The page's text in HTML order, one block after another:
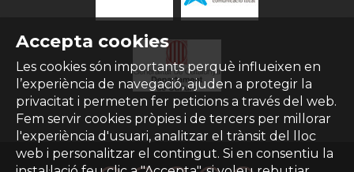
Accepta cookies
Les cookies són importants perquè influeixen en
l’experiència de navegació, ajuden a protegir la
privacitat i permeten fer peticions a través del web.
Fem servir cookies pròpies i de tercers per millorar
l'experiència d'usuari, analitzar el trànsit del lloc
web i personalitzar el contingut. Si en consentiu la